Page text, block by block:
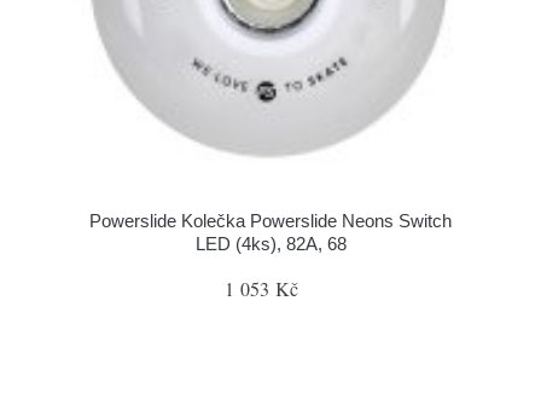
Powerslide Kolečka Powerslide Neons Switch
LED (4ks), 82A, 68
1 053 Kč